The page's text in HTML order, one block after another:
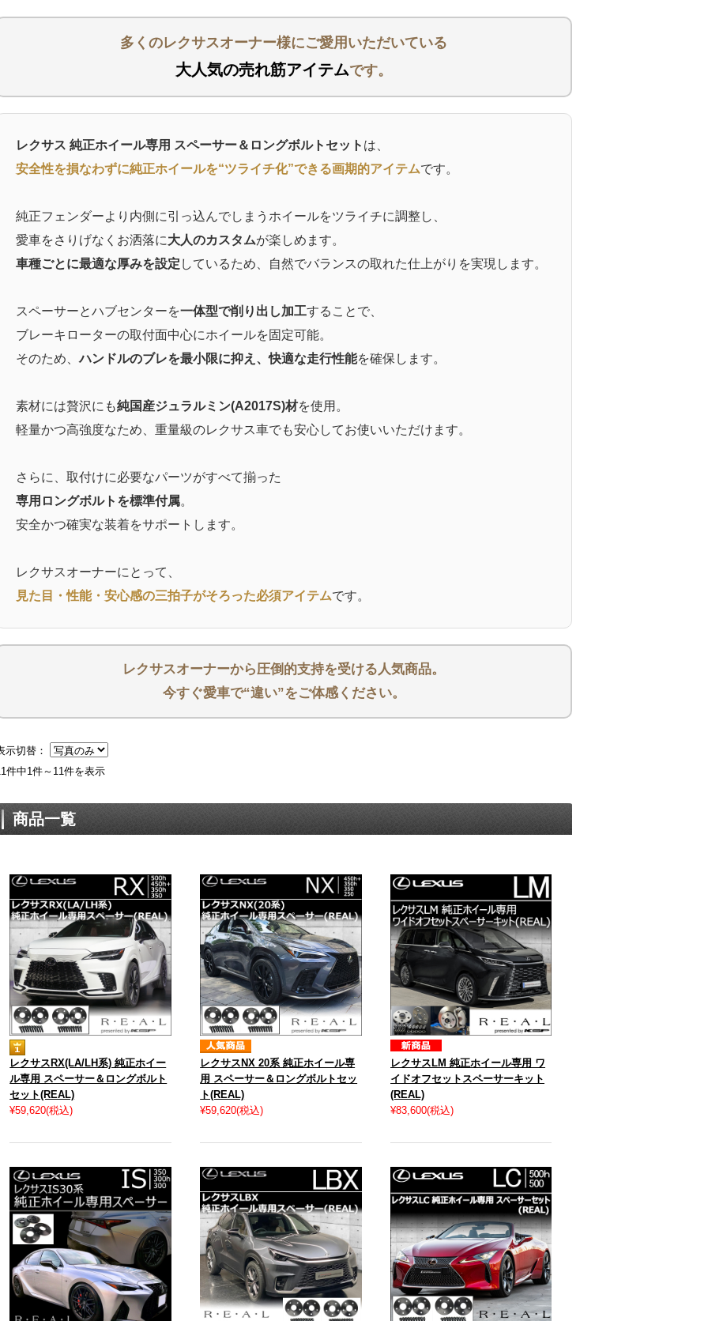
多くのレクサスオーナー様にご愛用いただいている
大人気の売れ筋アイテムです。
レクサス 純正ホイール専用 スペーサー＆ロングボルトセット は、
安全性を損なわずに純正ホイールを“ツライチ化”できる画期的アイテムです。
純正フェンダーより内側に引っ込んでしまうホイールをツライチに調整し、
愛車をさりげなくお洒落に大人のカスタムが楽しめます。
車種ごとに最適な厚みを設定 しているため、自然でバランスの取れた仕上がりを実現します。
スペーサーとハブセンターを一体型で削り出し加工することで、
ブレーキローターの取付面中心にホイールを固定可能。
そのため、ハンドルのブレを最小限に抑え、快適な走行性能を確保します。
素材には贅沢にも純国産ジュラルミン(A2017S)材を使用。
軽量かつ高強度なため、重量級のレクサス車でも安心してお使いいただけます。
さらに、取付けに必要なパーツがすべて揃った
専用ロングボルトを標準付属。
安全かつ確実な装着をサポートします。
レクサスオーナーにとって、
見た目・性能・安心感の三拍子がそろった必須アイテムです。
レクサスオーナーから圧倒的支持を受ける人気商品。
今すぐ愛車で“違い”をご体感ください。
示切替：
件中1件～11件を表示
商品一覧
レクサスRX(LA/LH系) 純正ホイー
ル専用 スペーサー＆ロングボルト
セット(REAL)
¥59,620(税込)
レクサスNX 20系 純正ホイール専
用 スペーサー＆ロングボルトセッ
ト(REAL)
¥59,620(税込)
レクサスLM 純正ホイール専用 ワ
イドオフセットスペーサーキット
(REAL)
¥83,600(税込)